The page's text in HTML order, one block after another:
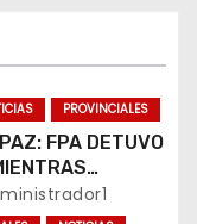
PROVINCIALES
FPA DETUVO
COCAÍNA Y
UNA PLAZA